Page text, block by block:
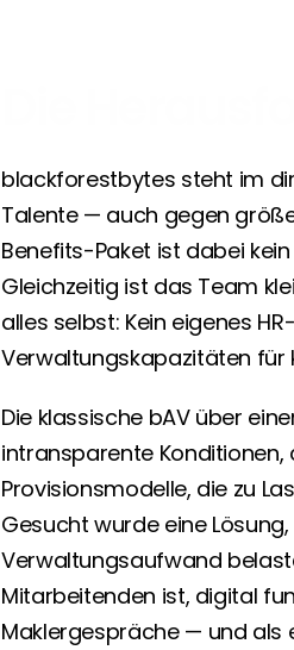
blackforestbytes steht im
Talente — auch gegen
Benefits-Paket ist dabei
Gleichzeitig ist das Team
alles selbst: Kein eigenes
Verwaltungskapazitäten für
Die klassische bAV über
intransparente
Provisionsmodelle, die zu
Gesucht wurde eine
Verwaltungsaufwand
Mitarbeitenden ist, digital
Maklergespräche — und als